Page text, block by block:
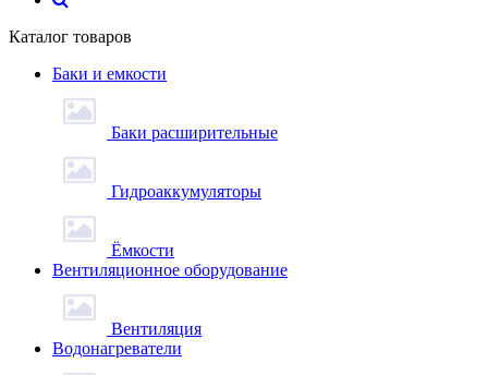
Каталог товаров
Баки и емкости
Баки расширительные
Гидроаккумуляторы
Ёмкости
Вентиляционное оборудование
Вентиляция
Водонагреватели